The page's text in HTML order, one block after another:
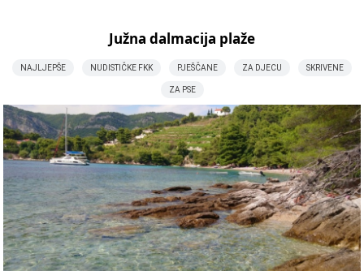
Južna dalmacija plaže
NAJLJEPŠE NUDISTIČKE FKK PJEŠČANE ZA DJECU SKRIVENE
ZA PSE